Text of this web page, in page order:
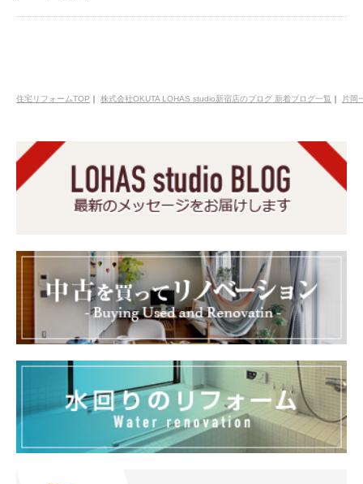
住宅リフォームTOP ｜ 株式会社OKUTA LOHAS studio新宿店のブログ 新着ブログ一覧 ｜ 片岡